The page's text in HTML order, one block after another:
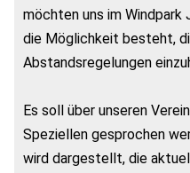
möchten uns im
die Möglichkeit besteht,
Abstandsregelungen
Es soll über unseren
Speziellen gesprochen
wird dargestellt, die